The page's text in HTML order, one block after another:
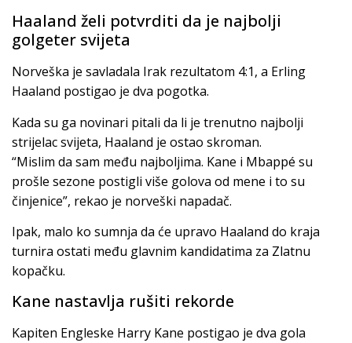
Haaland želi potvrditi da je najbolji
golgeter svijeta
Norveška je savladala Irak rezultatom 4:1, a Erling
Haaland postigao je dva pogotka.
Kada su ga novinari pitali da li je trenutno najbolji
strijelac svijeta, Haaland je ostao skroman.
“Mislim da sam među najboljima. Kane i Mbappé su
prošle sezone postigli više golova od mene i to su
činjenice”, rekao je norveški napadač.
Ipak, malo ko sumnja da će upravo Haaland do kraja
turnira ostati među glavnim kandidatima za Zlatnu
kopačku.
Kane nastavlja rušiti rekorde
Kapiten Engleske Harry Kane postigao je dva gola